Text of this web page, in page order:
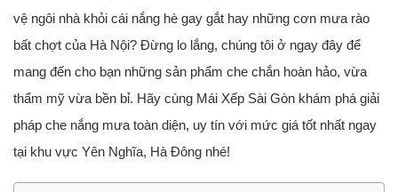
vệ ngôi nhà khỏi cái nắng hè gay gắt hay những cơn mưa rào
bất chợt của Hà Nội? Đừng lo lắng, chúng tôi ở ngay đây để
mang đến cho bạn những sản phẩm che chắn hoàn hảo, vừa
thẩm mỹ vừa bền bỉ. Hãy cùng Mái Xếp Sài Gòn khám phá giải
pháp che nắng mưa toàn diện, uy tín với mức giá tốt nhất ngay
tại khu vực Yên Nghĩa, Hà Đông nhé!